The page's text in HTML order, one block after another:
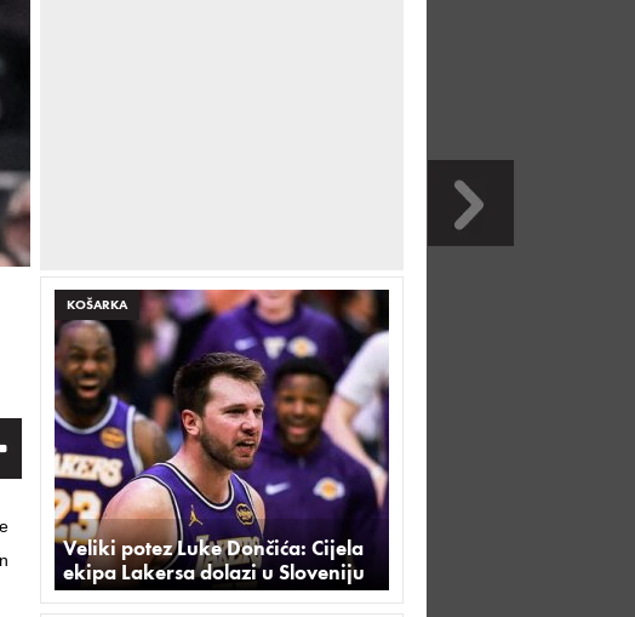
KOŠARKA
Veliki potez Luke Dončića: Cijela
ekipa Lakersa dolazi u Sloveniju